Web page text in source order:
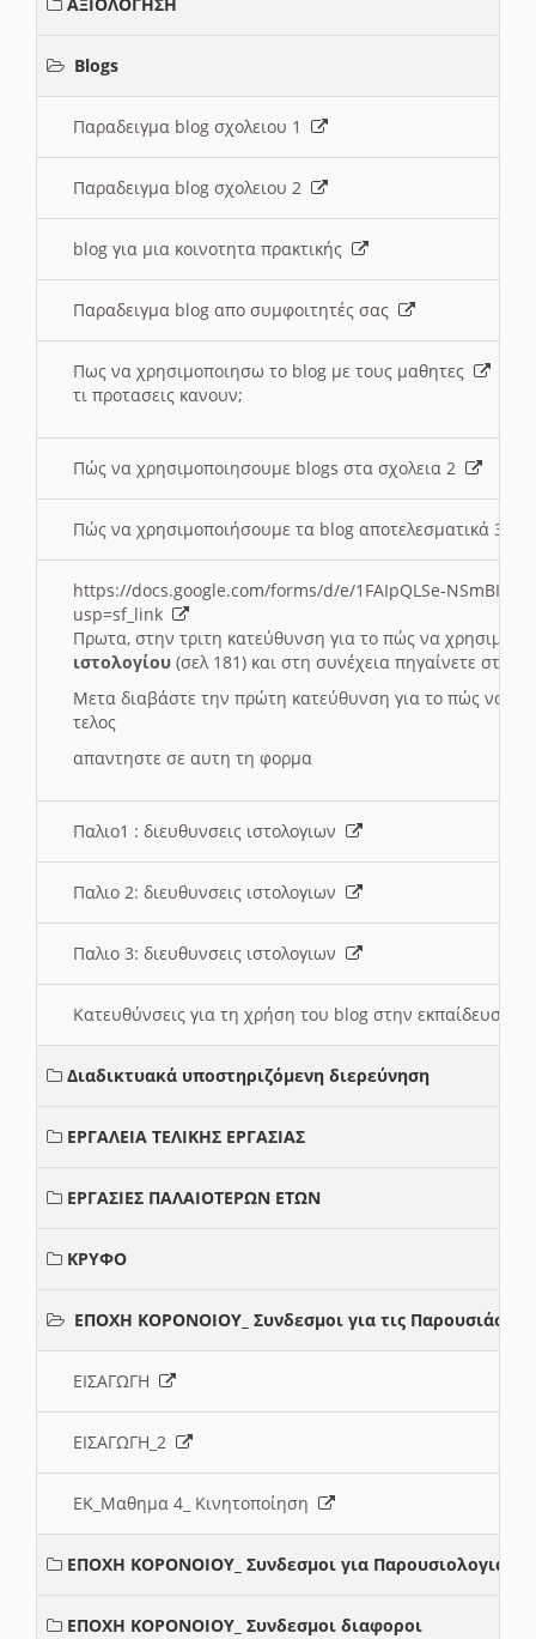
Blogs
Παραδειγμα blog σχολειου 1
Παραδειγμα blog σχολειου 2
blog για μια κοινοτητα πρακτικής
Παραδειγμα blog απο συμφοιτητές σας
Πως να χρησιμοποιησω το blog με τους μαθητες
τι προτασεις κανουν;
Πώς να χρησιμοποιησουμε blogs στα σχολεια 2
Πώς να χρησιμοποιήσουμε τα blog αποτελεσματικά 3
https://docs.google.com/forms/d/e/1FAIpQLSe-NSmBI-
usp=sf_link
Πρωτα, στην τριτη κατεύθυνση για το πώς να
ιστολογίου (σελ 181) και στη συνέχεια πηγαίνετε στο
Μετα διαβάστε την πρώτη κατεύθυνση για το πώς να
τελος
απαντηστε σε αυτη τη φορμα
Παλιο1 : διευθυνσεις ιστολογιων
Παλιο 2: διευθυνσεις ιστολογιων
Παλιο 3: διευθυνσεις ιστολογιων
Κατευθύνσεις για τη χρήση του blog στην εκπαίδευση
Διαδικτυακά υποστηριζόμενη διερεύνηση
ΕΡΓΑΛΕΙΑ ΤΕΛΙΚΗΣ ΕΡΓΑΣΙΑΣ
ΕΡΓΑΣΙΕΣ ΠΑΛΑΙΟΤΕΡΩΝ ΕΤΩΝ
ΚΡΥΦΟ
ΕΠΟΧΗ ΚΟΡΟΝΟΙΟΥ_ Συνδεσμοι για τις Παρουσιάσεις
ΕΙΣΑΓΩΓΗ
ΕΙΣΑΓΩΓΗ_2
ΕΚ_Μαθημα 4_ Κινητοποίηση
ΕΠΟΧΗ ΚΟΡΟΝΟΙΟΥ_ Συνδεσμοι για Παρουσιολογια
ΕΠΟΧΗ ΚΟΡΟΝΟΙΟΥ_ Συνδεσμοι διαφοροι